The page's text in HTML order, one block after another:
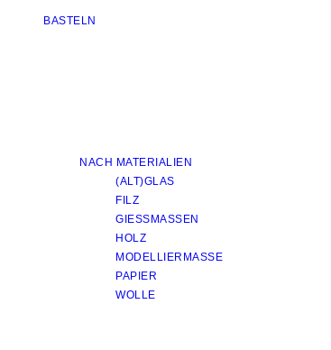
BASTELN
NACH MATERIALIEN
(ALT)GLAS
FILZ
GIESSMASSEN
HOLZ
MODELLIERMASSE
PAPIER
WOLLE